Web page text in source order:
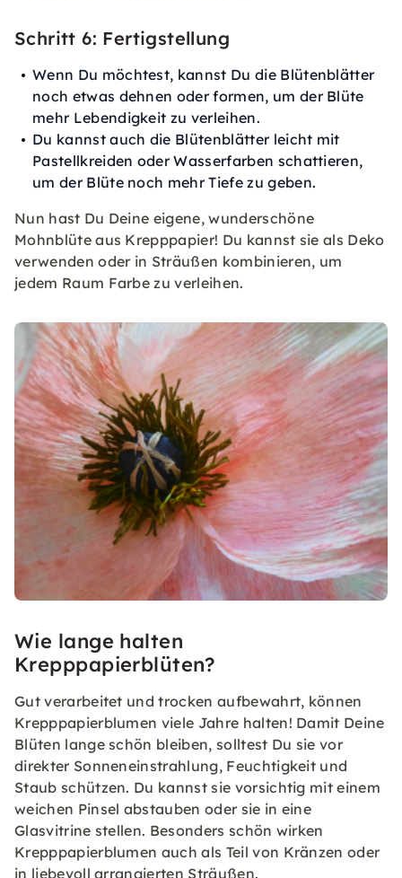
Schritt 6: Fertigstellung
Wenn Du möchtest, kannst Du die Blütenblätter
noch etwas dehnen oder formen, um der Blüte
mehr Lebendigkeit zu verleihen.
Du kannst auch die Blütenblätter leicht mit
Pastellkreiden oder Wasserfarben schattieren,
um der Blüte noch mehr Tiefe zu geben.
Nun hast Du Deine eigene, wunderschöne
Mohnblüte aus Krepppapier! Du kannst sie als Deko
verwenden oder in Sträußen kombinieren, um
jedem Raum Farbe zu verleihen.
Wie lange halten
Krepppapierblüten?
Gut verarbeitet und trocken aufbewahrt, können
Krepppapierblumen viele Jahre halten! Damit Deine
Blüten lange schön bleiben, solltest Du sie vor
direkter Sonneneinstrahlung, Feuchtigkeit und
Staub schützen. Du kannst sie vorsichtig mit einem
weichen Pinsel abstauben oder sie in eine
Glasvitrine stellen. Besonders schön wirken
Krepppapierblumen auch als Teil von Kränzen oder
in liebevoll arrangierten Sträußen.